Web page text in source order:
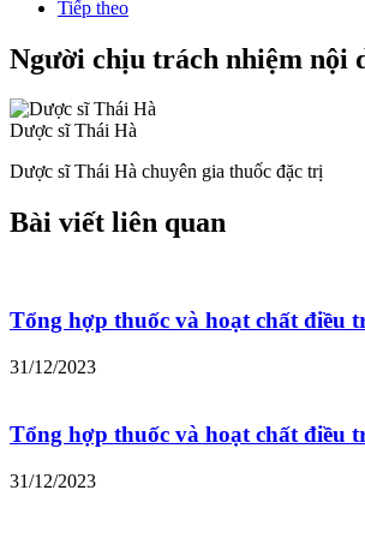
Tiếp theo
Người chịu trách nhiệm nội
Dược sĩ Thái Hà
Dược sĩ Thái Hà chuyên gia thuốc đặc trị
Bài viết liên quan
Tổng hợp thuốc và hoạt chất điều
31/12/2023
Tổng hợp thuốc và hoạt chất điều
31/12/2023